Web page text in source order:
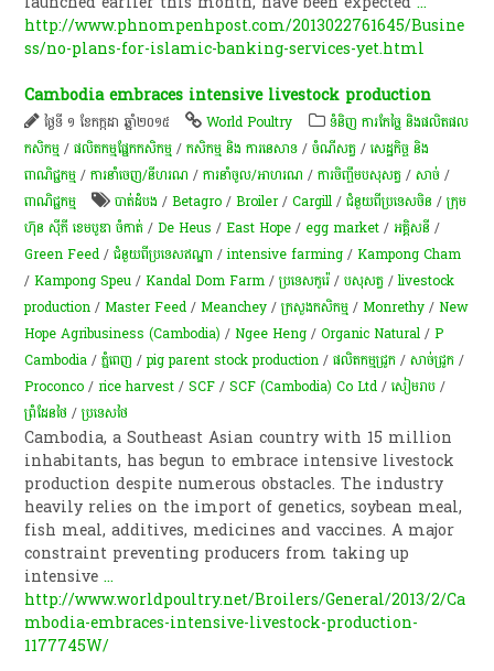
http://www.phnompenhpost.com/2013022761645/Busine
ss/no-plans-for-islamic-banking-services-yet.html
Cambodia embraces intensive livestock production
ថ្ងៃទី ១ ខែកក្កដា ឆ្នាំ២០១៥ World Poultry
ទំនិញ ការកែច្នៃ និងផលិតផល
កសិកម្ម /​ផលិតកម្ម​ផ្នែក​កសិកម្ម​ /កសិកម្ម​ និង​ ការ​នេ​សាទ​ /ចំណីសត្វ /សេដ្ឋកិច្ច និង
ពាណិជ្ជកម្ម /ការនាំចេញ/នីហរណ /ការនាំចូល/អាហរណ /​ការចិញ្ចឹម​បសុសត្វ​ /សាច់ /
ពាណិជ្ជកម្ម
បាត់ដំបង /Betagro /Broiler/Cargill /ជំនួយពីប្រទេសចិន /ក្រុម
ហ៊ុន ស៊ីភី ខេមបូឌា ចំកាត់ /De Heus /East Hope / egg market /អគ្គិសនី /
Green Feed /ជំនួយពីប្រទេសឥណ្ឌា /intensive farming /Kampong Cham
/Kampong Speu /Kandal Dom Farm /ប្រទេសកូរ៉េ /បសុសត្វ /livestock
production /Master Feed /Meanchey /ក្រសួងកសិកម្ម /Monrethy /New
Hope Agribusiness (Cambodia) /Ngee Heng /Organic Natural /P
Cambodia /ភ្នំពេញ /pig parent stock production /ផលិតកម្ម​ជ្រូក​ /សាច់​ជ្រូក /
Proconco /rice harvest /SCF /SCF (Cambodia) Co Ltd /សៀមរាប /
ព្រំដែនថៃ /ប្រទេសថៃ
Cambodia, a Southeast Asian country with 15 million
inhabitants, has begun to embrace intensive livestock
production despite numerous obstacles. The industry
heavily relies on the import of genetics, soybean meal,
fish meal, additives, medicines and vaccines. A major
constraint preventing producers from taking up
intensive...
http://www.worldpoultry.net/Broilers/General/2013/2/Ca
mbodia-embraces-intensive-livestock-production-
1177745W/